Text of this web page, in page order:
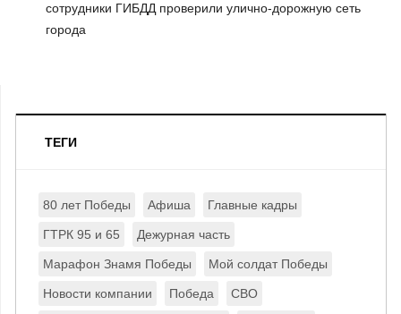
сотрудники ГИБДД проверили улично-дорожную сеть
города
ТЕГИ
80 лет Победы Афиша Главные кадры
ГТРК 95 и 65 Дежурная часть
Марафон Знамя Победы Мой солдат Победы
Новости компании Победа СВО